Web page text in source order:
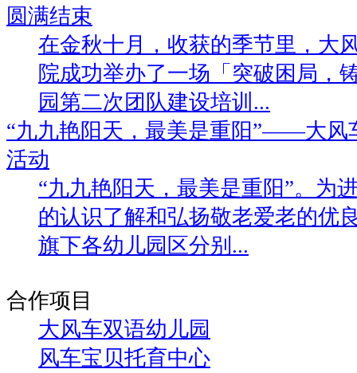
圆满结束
在金秋十月，收获的季节里，大
院成功举办了一场「突破困局，
园第二次团队建设培训...
“九九艳阳天，最美是重阳”——大风
活动
“九九艳阳天，最美是重阳”。为
的认识了解和弘扬敬老爱老的优
旗下各幼儿园区分别...
合作项目
大风车双语幼儿园
风车宝贝托育中心